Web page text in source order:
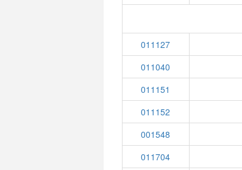
011127
011040
011151
011152
001548
011704